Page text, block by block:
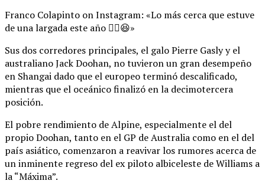
Franco Colapinto on Instagram: «Lo más cerca que estuve
de una largada este año ✌🏼😆»
Sus dos corredores principales, el galo Pierre Gasly y el
australiano Jack Doohan, no tuvieron un gran desempeño
en Shangai dado que el europeo terminó descalificado,
mientras que el oceánico finalizó en la decimotercera
posición.
El pobre rendimiento de Alpine, especialmente el del
propio Doohan, tanto en el GP de Australia como en el del
país asiático, comenzaron a reavivar los rumores acerca de
un inminente regreso del ex piloto albiceleste de Williams a
la “Máxima”.